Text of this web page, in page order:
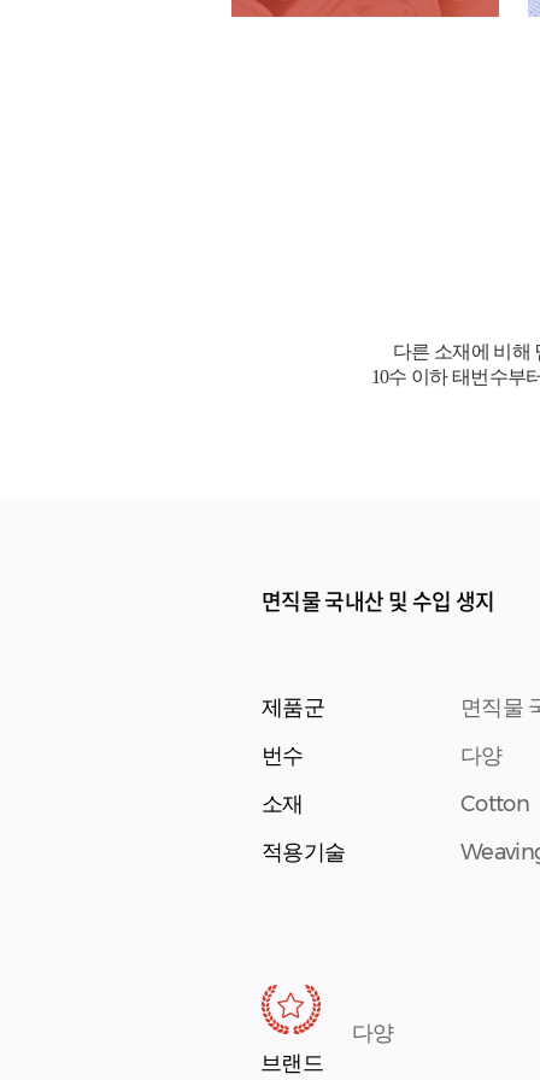
다른 소재에 비해
10수 이하 태번수부
면직물 국내산 및 수입 생지
제품군
면직물
번수
다양
소재
Cotton
적용기술
브랜드
다양